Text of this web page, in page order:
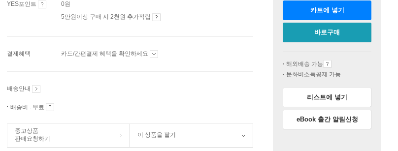
YES포인트
0원
5만원이상 구매 시 2천원 추가적립
결제혜택 카드/간편결제 혜택을 확인하세요
배송안내
배송비 : 무료
중고상품
판매요청하기
이 상품을 팔기
카트에 넣기
바로구매
해외배송 가능
문화비소득공제 가능
리스트에 넣기
eBook 출간 알림신청